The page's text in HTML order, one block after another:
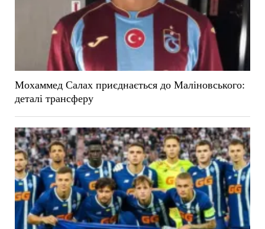
Мохаммед Салах приєднається до Маліновського:
деталі трансферу